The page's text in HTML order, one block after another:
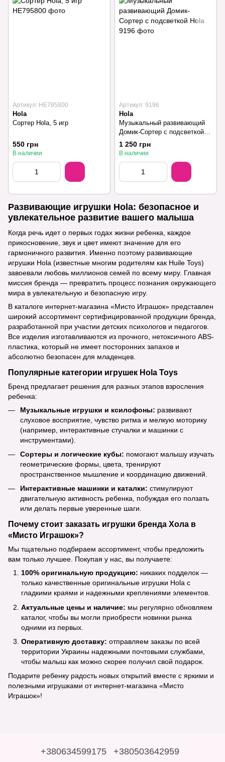
Артикул: HE795800
Hola
Сортер Hola, 5 игр
550 грн
В наличии
Артикул: 9196
Hola
Музыкальный развивающий
Домик-Сортер с подсветкой
Hola
1 250 грн
В наличии
Развивающие игрушки Hola: безопасное и
увлекательное развитие вашего малыша
Когда речь идет о первых годах жизни ребенка, каждое
прикосновение, звук и цвет имеют значение для его
гармоничного развития. Именно поэтому развивающие
игрушки Hola (известные многим родителям как Huile Toys)
завоевали любовь миллионов семей по всему миру. Главная
миссия бренда — превратить процесс познания окружающего
мира в увлекательную и безопасную игру.
В каталоге интернет-магазина «Мисто Играшок» представлен
широкий ассортимент сертифицированной продукции бренда,
разработанной при участии детских психологов и педагогов.
Все изделия изготавливаются из прочного, нетоксичного ABS-
пластика, который не имеет посторонних запахов и
абсолютно безопасен для младенцев.
Популярные категории игрушек Hola Toys
Бренд предлагает решения для разных этапов взросления
ребенка:
Музыкальные игрушки и ксилофоны: развивают
слуховое восприятие, чувство ритма и мелкую моторику
(например, интерактивные стучалки и машинки с
инструментами).
Сортеры и логические кубы: помогают малышу изучать
геометрические формы, цвета, тренируют
пространственное мышление и координацию движений.
Интерактивные машинки и каталки: стимулируют
двигательную активность ребенка, побуждая его ползать
или делать первые уверенные шаги.
Почему стоит заказать игрушки бренда Хола в
«Мисто Играшок»?
Мы тщательно подбираем ассортимент, чтобы предложить
вам только лучшее. Покупая у нас, вы получаете:
100% оригинальную продукцию: никаких подделок —
только качественные оригинальные игрушки Hola с
гладкими краями и надежными креплениями элементов.
Актуальные цены и наличие: мы регулярно обновляем
каталог, чтобы вы могли приобрести новинки рынка
одними из первых.
Оперативную доставку: отправляем заказы по всей
территории Украины надежными почтовыми службами,
чтобы малыш как можно скорее получил свой подарок.
Подарите ребенку радость новых открытий вместе с яркими и
полезными игрушками от интернет-магазина «Мисто
Играшок»!
+380634599175 +380503642959